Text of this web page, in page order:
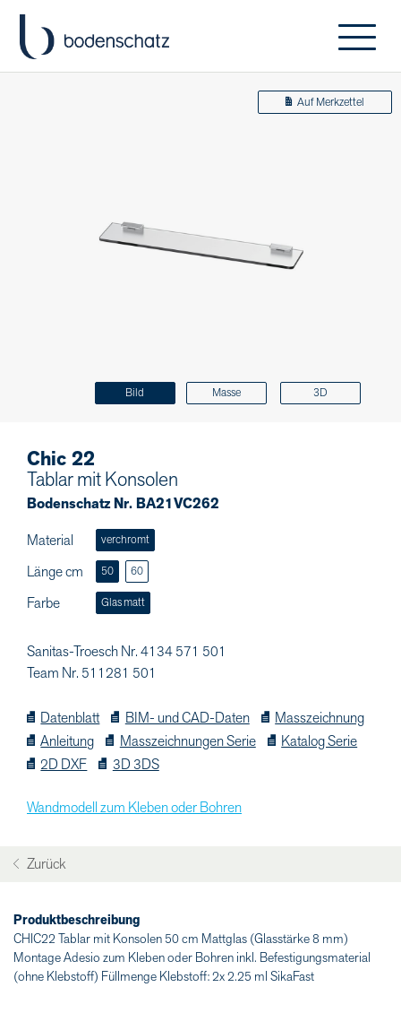
Bild Masse 3D
Auf Merkzettel
Chic 22
Tablar mit Konsolen
Bodenschatz Nr. BA21VC262
Material
verchromt
Länge cm 50 60
Farbe Glas matt
Sanitas-Troesch Nr. 4134 571 501
Team Nr. 511281 501
Datenblatt BIM- und CAD-Daten
Masszeichnung
Anleitung
Masszeichnungen Serie
Katalog Serie
2D DXF
3D 3DS
Wandmodell zum Kleben oder Bohren
Zurück
Produktbeschreibung
CHIC22 Tablar mit Konsolen 50 cm Mattglas (Glasstärke 8 mm)
Montage Adesio zum Kleben oder Bohren inkl. Befestigungsmaterial
(ohne Klebstoff) Füllmenge Klebstoff: 2x 2.25 ml SikaFast